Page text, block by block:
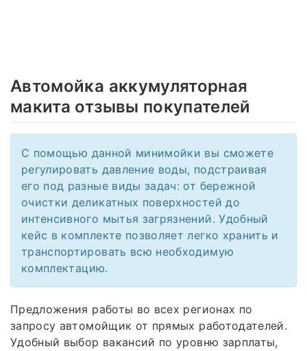
Автомойка аккумуляторная
макита отзывы покупателей
С помощью данной минимойки вы сможете
регулировать давление воды, подстраивая
его под разные виды задач: от бережной
очистки деликатных поверхностей до
интенсивного мытья загрязнений. Удобный
кейс в комплекте позволяет легко хранить и
транспортировать всю необходимую
комплектацию.
Предложения работы во всех регионах по
запросу автомойщик от прямых работодателей.
Удобный выбор вакансий по уровню зарплаты,